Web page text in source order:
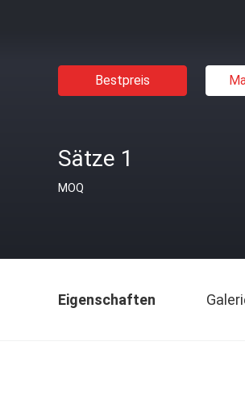
Bestpreis
Sätze 1
MOQ
Eigenschaften